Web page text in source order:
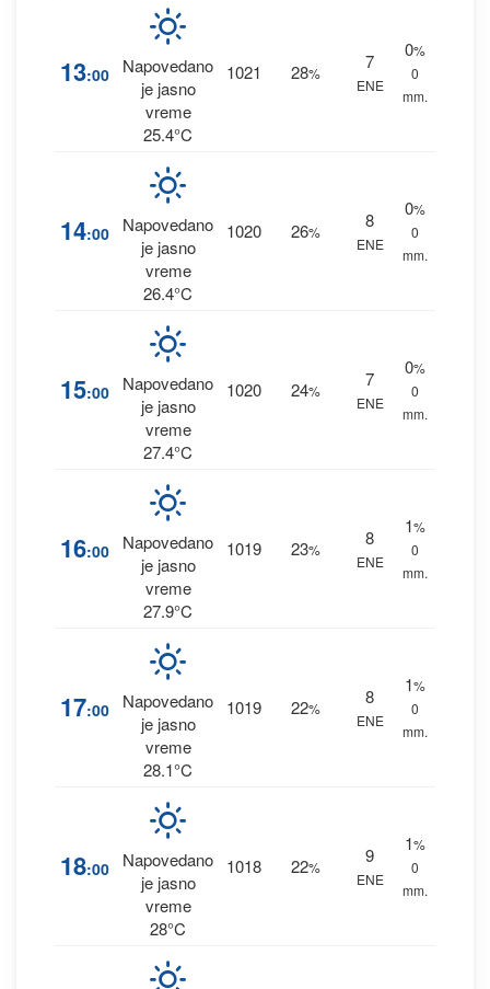
13:00
Napovedano
je jasno
vreme
25.4°C
1021 28%
7
ENE
0%
0
mm.
14:00
Napovedano
je jasno
vreme
26.4°C
1020 26%
8
ENE
0%
0
mm.
15:00
Napovedano
je jasno
vreme
27.4°C
1020 24%
7
ENE
0%
0
mm.
16:00
Napovedano
je jasno
vreme
27.9°C
1019 23%
8
ENE
1%
0
mm.
17:00
Napovedano
je jasno
vreme
28.1°C
1019 22%
8
ENE
1%
0
mm.
18:00
Napovedano
je jasno
vreme
28°C
1018 22%
9
ENE
1%
0
mm.